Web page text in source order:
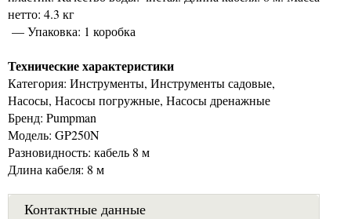
нетто: 4.3 кг
— Упаковка: 1 коробка
Технические характеристики
Категория: Инструменты, Инструменты садовые,
Насосы, Насосы погружные, Насосы дренажные
Бренд: Pumpman
Модель: GP250N
Разновидность: кабель 8 м
Длина кабеля: 8 м
Контактные данные